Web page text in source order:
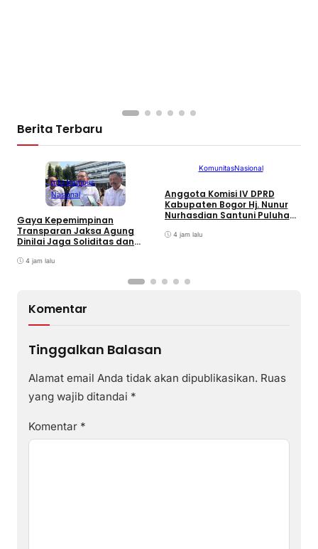
Berita Terbaru
Info Kampus
Nasional
Gaya Kepemimpinan
Transparan Jaksa Agung
Dinilai Jaga Soliditas dan
Adhyaksa
4 jam lalu
KomunitasNasional
Anggota Komisi IV DPRD
Kabupaten Bogor Hj. Nunur
Nurhasdian Santuni Puluhan
4 jam lalu
Komentar
Tinggalkan Balasan
Alamat email Anda tidak akan dipublikasikan. Ruas
yang wajib ditandai *
Komentar *